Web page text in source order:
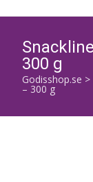
300 g
Godisshop.se >
– 300 g